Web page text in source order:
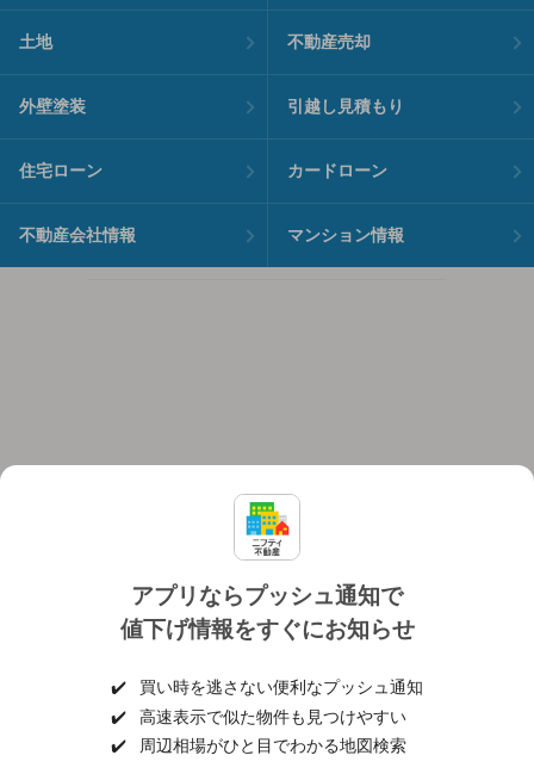
アプリならプッシュ通知で
値下げ情報をすぐにお知らせ
✔️
買い時を逃さない便利なプッシュ通知
✔️
高速表示で似た物件も見つけやすい
✔️
周辺相場がひと目でわかる地図検索
土地 不動産売却
外壁塗装 引越し見積もり
住宅ローン カードローン
不動産会社情報 マンション情報
個人情報保護ポリシー 利用規約
ヘルプ・お問い合わせ 採用情報